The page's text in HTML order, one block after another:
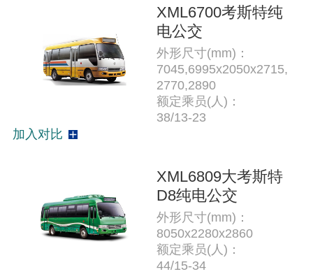
XML6700考斯特纯
电公交
外形尺寸(mm)：
7045,6995x2050x2715,
2770,2890
额定乘员(人)：
38/13-23
加入对比
XML6809大考斯特
D8纯电公交
外形尺寸(mm)：
8050x2280x2860
额定乘员(人)：
44/15-34